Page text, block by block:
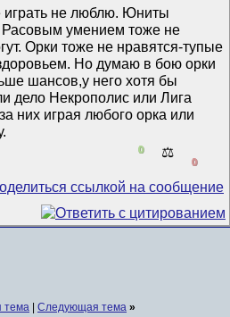
не люблю. Юниты
Расовым умением тоже не
Орки тоже не нравятся-тупые
Но думаю в бою орки
шансов,у него хотя бы
дело Некрополис или Лига
них играя любого орка или
0 ⚖️
0
тема Следующая тема »